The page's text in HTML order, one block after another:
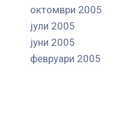
октомври 2005
јули 2005
јуни 2005
февруари 2005